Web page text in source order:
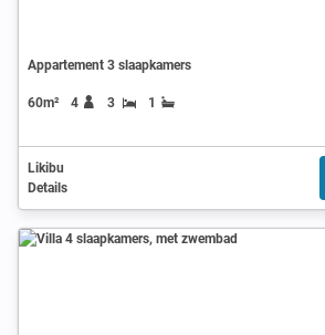
Appartement 3 slaapkamers
60m² 4 3 1
Likibu
Details